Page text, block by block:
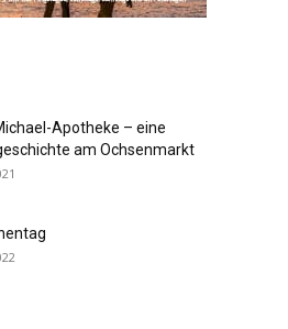
Apotheke – eine
am Ochsenmarkt